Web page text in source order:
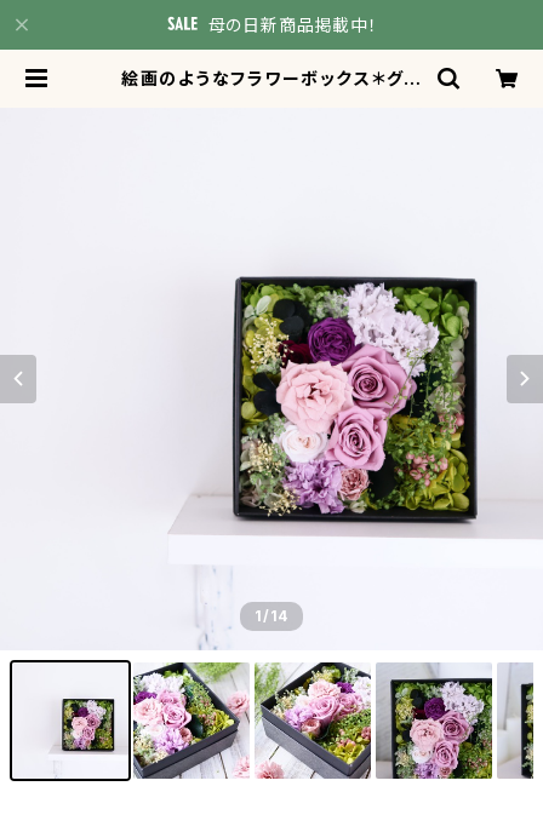
母の日新商品掲載中！
絵画のようなフラワーボックス＊グラ
1/14